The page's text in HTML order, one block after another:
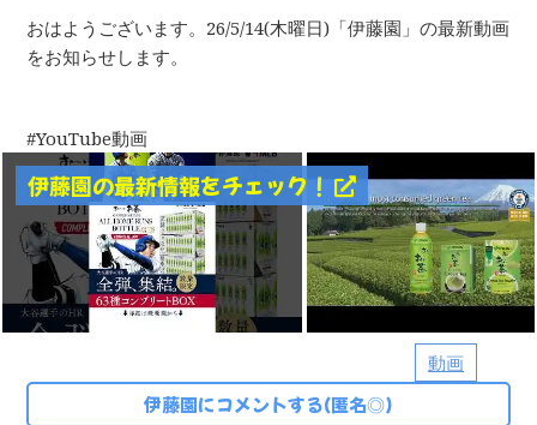
おはようございます。26/5/14(木曜日)「伊藤園」の最新動画
をお知らせします。
動画
YouTube動画
伊藤園の最新情報をチェック！
伊藤園にコメントする(匿名◎)